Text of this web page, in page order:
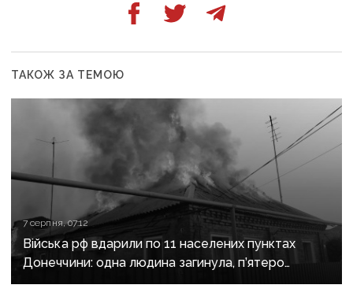
ТАКОЖ ЗА ТЕМОЮ
7 серпня, 07:12
Війська рф вдарили по 11 населених пунктах
Донеччини: одна людина загинула, п’ятеро
поранені